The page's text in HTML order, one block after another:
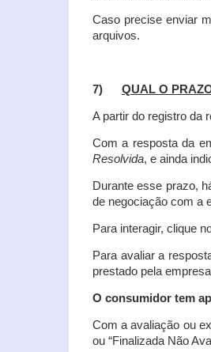
Caso precise enviar
arquivos.
7) QUAL O
A partir do registro da
Com a resposta da
Resolvida, e ainda
Durante esse prazo,
de negociação com a
Para interagir, clique
Para avaliar a
prestado pela
O consumidor tem
Com a avaliação ou
ou “Finalizada Não